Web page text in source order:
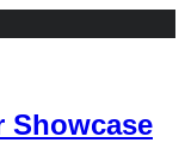
Showcase